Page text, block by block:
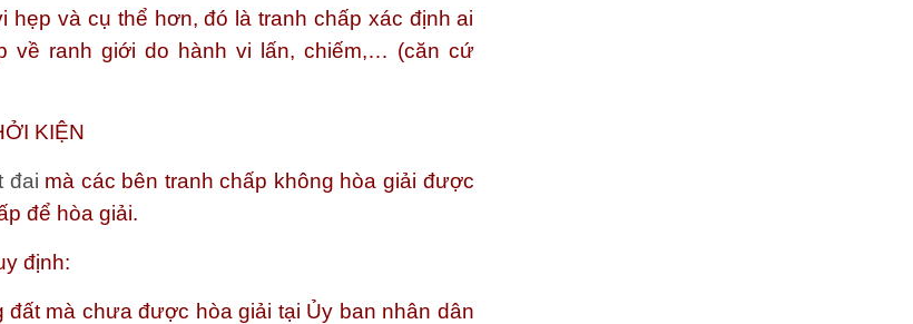
và cụ thể hơn, đó là tranh chấp xác định ai
về ranh giới do hành vi lấn, chiếm,… (căn cứ
KIỆN
đai mà các bên tranh chấp không hòa giải được
để hòa giải.
định:
mà chưa được hòa giải tại Ủy ban nhân dân